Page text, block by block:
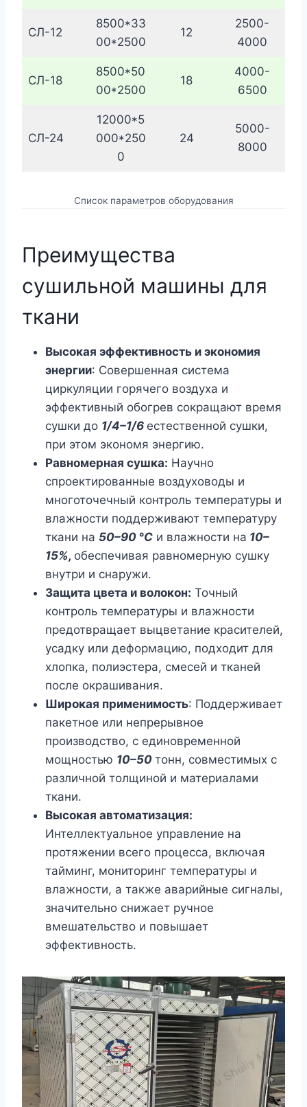
СЛ-12
8500*33
00*2500
12
2500-
4000
СЛ-18
8500*50
00*2500
18
4000-
6500
СЛ-24
12000*5
000*250
0
24
5000-
8000
Список параметров оборудования
Преимущества
сушильной машины для
ткани
Высокая эффективность и экономия
энергии: Совершенная система
циркуляции горячего воздуха и
эффективный обогрев сокращают время
сушки до 1/4–1/6 естественной сушки,
при этом экономя энергию.
Равномерная сушка: Научно
спроектированные воздуховоды и
многоточечный контроль температуры и
влажности поддерживают температуру
ткани на 50–90 °C и влажности на 10–
15%, обеспечивая равномерную сушку
внутри и снаружи.
Защита цвета и волокон: Точный
контроль температуры и влажности
предотвращает выцветание красителей,
усадку или деформацию, подходит для
хлопка, полиэстера, смесей и тканей
после окрашивания.
Широкая применимость: Поддерживает
пакетное или непрерывное
производство, с единовременной
мощностью 10–50 тонн, совместимых с
различной толщиной и материалами
ткани.
Высокая автоматизация:
Интеллектуальное управление на
протяжении всего процесса, включая
тайминг, мониторинг температуры и
влажности, а также аварийные сигналы,
значительно снижает ручное
вмешательство и повышает
эффективность.